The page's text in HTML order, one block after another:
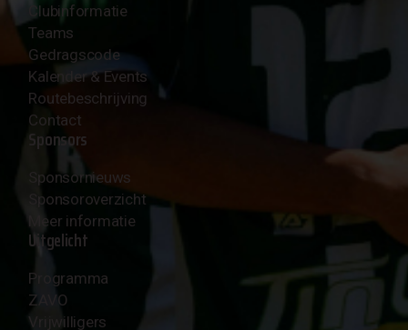
Clubinformatie
Teams
Gedragscode
Kalender & Events
Routebeschrijving
Contact
Sponsors
Sponsornieuws
Sponsoroverzicht
Meer informatie
Uitgelicht
Programma
ZAVO
Vrijwilligers